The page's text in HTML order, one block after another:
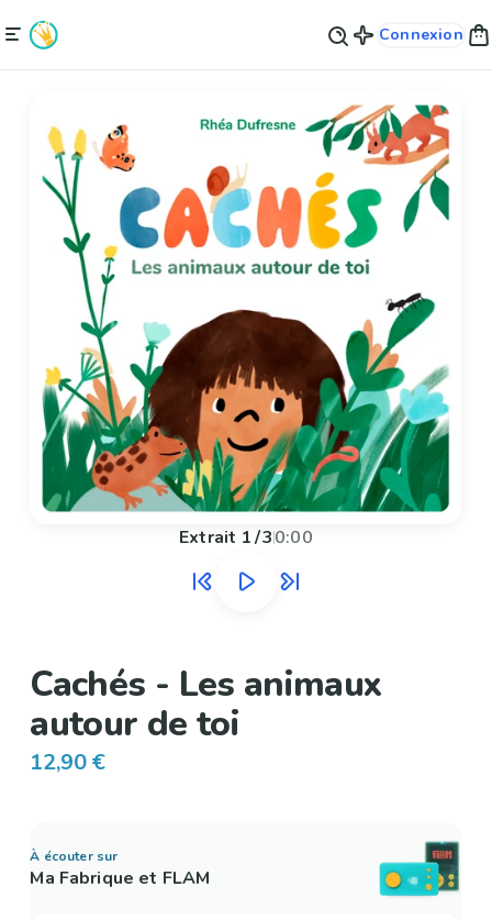
Connexion
Extrait 1/30:00
Cachés - Les animaux
autour de toi
12,90 €
À écouter sur
Ma Fabrique et FLAM